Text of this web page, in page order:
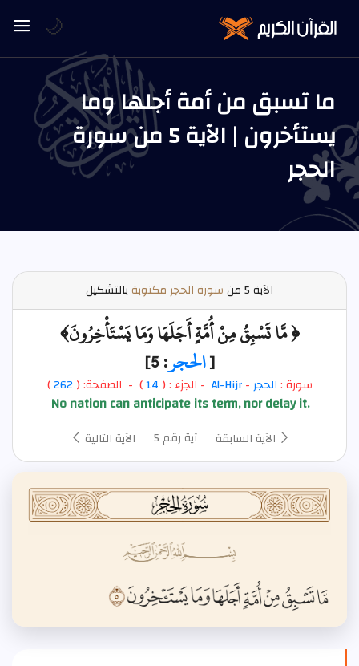
ما تسبق من أمة أجلها وما
يستأخرون | الآية 5 من سورة
الحجر
الآية سورة الحجر مكتوبةبالتشكيل
﴿ مَّا تَسْبِقُ مِنْ أُمَّةٍ أَجَلَهَا وَمَا يَسْتَأْخِرُونَ﴾
[الحجر: 5]
سورة :الحجر-
Al-Hijr - الجزء : ( 14) - الصفحة: ( 262
)
No nation can anticipate its term, nor delay it.
الآية السابقة آية رقم 5 الآية التالية
🌙